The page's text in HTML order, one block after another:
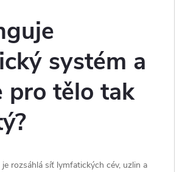
systém a
pro tělo tak
rozsáhlá síť lymfatických cév, uzlin a